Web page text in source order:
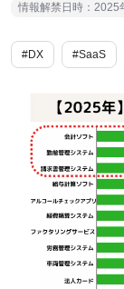
情報解禁日時：
#DX #SaaS